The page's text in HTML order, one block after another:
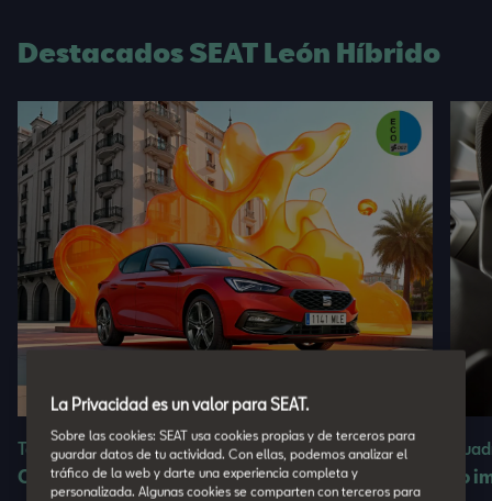
Destacados SEAT León Híbrido
Tecnología Mild Hybrid
Cuida el entorno Lo
La Privacidad es un valor para SEAT.
Sobre las cookies: SEAT usa cookies propias y de terceros para
guardar datos de tu actividad. Con ellas, podemos analizar el
tráfico de la web y darte una experiencia completa y
personalizada. Algunas cookies se comparten con terceros para